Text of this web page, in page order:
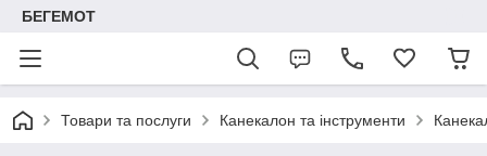
БЕГЕМОТ
Товари та послуги Канекалон та інструменти